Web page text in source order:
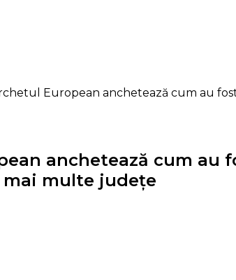
European anchetează cum au
anchetează cum
mai multe județe